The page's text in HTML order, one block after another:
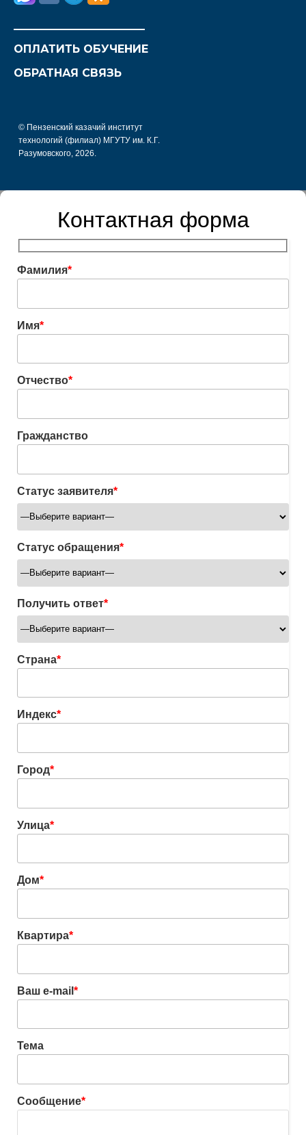
ОПЛАТИТЬ ОБУЧЕНИЕ
ОБРАТНАЯ СВЯЗЬ
© Пензенский казачий институт
технологий (филиал) МГУТУ им. К.Г.
Разумовского, 2026.
Контактная форма
Фамилия*
Имя*
Отчество*
Гражданство
Статус заявителя*
Статус обращения*
Получить ответ*
Страна*
Индекс*
Город*
Улица*
Дом*
Квартира*
Ваш e-mail *
Тема
Сообщение*